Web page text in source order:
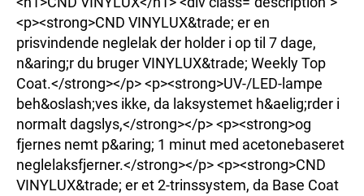
<p><strong>CND VINYLUX&trade; er en
prisvindende neglelak der holder i op til 7 dage,
n&aring;r du bruger VINYLUX&trade; Weekly Top
Coat.</strong></p> <p><strong>UV-/LED-lampe
beh&oslash;ves ikke, da laksystemet h&aelig;rder i
normalt dagslys,</strong></p> <p><strong>og
fjernes nemt p&aring; 1 minut med acetonebaseret
neglelaksfjerner.</strong></p> <p><strong>CND
VINYLUX&trade; er et 2-trinssystem, da Base Coat